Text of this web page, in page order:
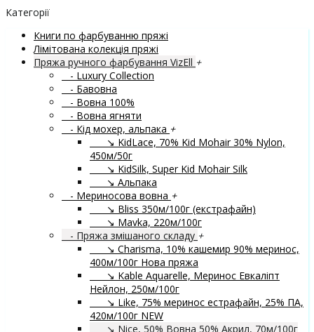
Категорії
Книги по фарбуванню пряжі
Лімітована колекція пряжі
Пряжа ручного фарбування VizEll +
- Luxury Collection
- Бавовна
- Вовна 100%
- Вовна ягняти
- Кід мохер, альпака +
↘ KidLace, 70% Kid Mohair 30% Nylon,
450м/50г
↘ KidSilk, Super Kid Mohair Silk
↘ Альпака
- Мериносова вовна +
↘ Bliss 350м/100г (екстрафайн)
↘ Mavka, 220м/100г
- Пряжа змішаного складу +
↘ Charisma, 10% кашемир 90% меринос,
400м/100г Нова пряжа
↘ Kable Aquarelle, Меринос Евкаліпт
Нейлон, 250м/100г
↘ Like, 75% меринос естрафайн, 25% ПА,
420м/100г NEW
↘ Nice, 50% Вовна 50% Акрил, 70м/100г